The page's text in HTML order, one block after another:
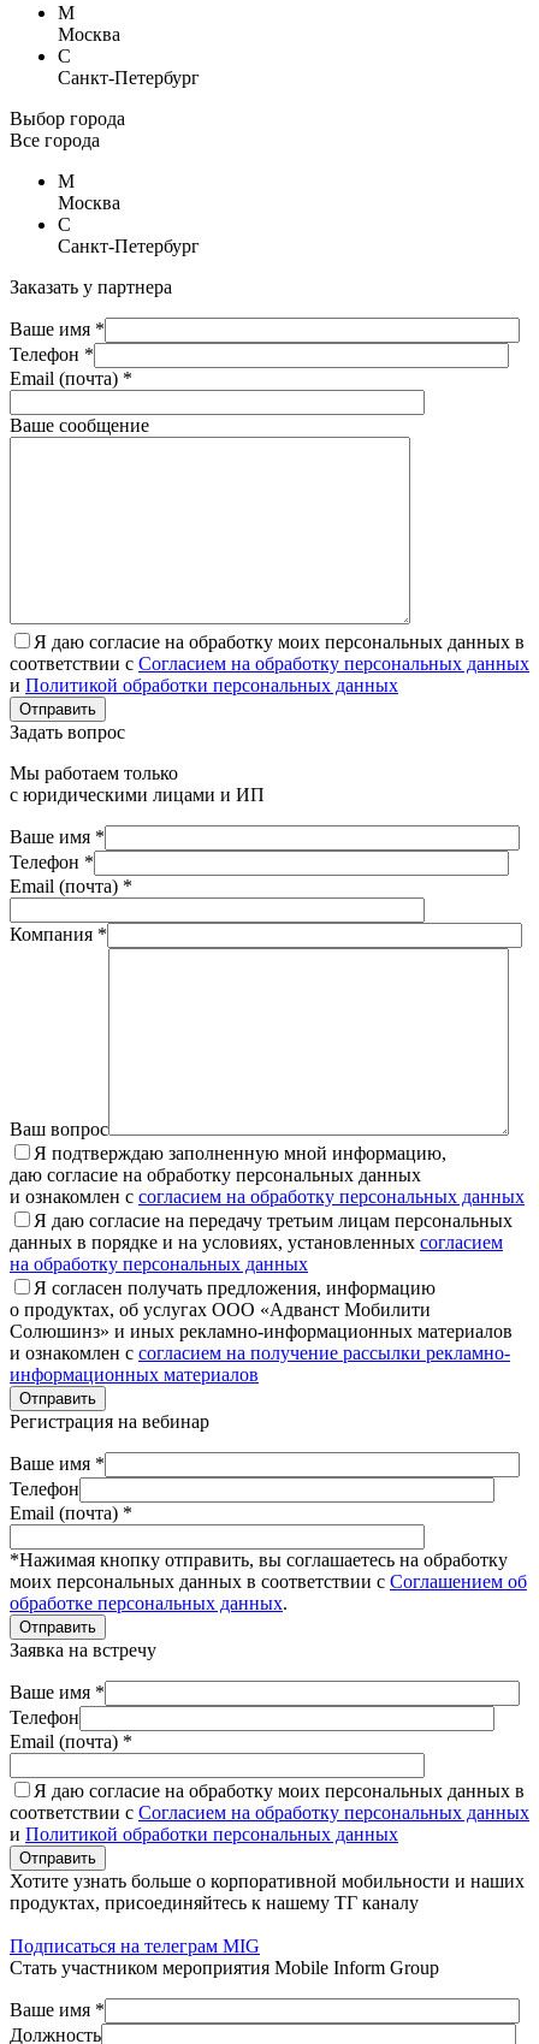
М
Москва
С
Санкт-Петербург
Выбор города
Все города
М
Москва
С
Санкт-Петербург
Заказать у партнера
Ваше имя *
Телефон *
Email (почта) *
Ваше сообщение
Я даю согласие на обработку моих персональных данных в
соответствии с Согласием на обработку персональных данных
и Политикой обработки персональных данных
Отправить
Задать вопрос
Мы работаем только
с юридическими лицами и ИП
Ваше имя *
Телефон *
Email (почта) *
Компания *
Ваш вопрос
Я подтверждаю заполненную мной информацию,
даю согласие на обработку персональных данных
и ознакомлен с согласием на обработку персональных данных
Я даю согласие на передачу третьим лицам персональных
данных в порядке и на условиях, установленных согласием
на обработку персональных данных
Я согласен получать предложения, информацию
о продуктах, об услугах ООО «Адванст Мобилити
Солюшинз» и иных рекламно-информационных материалов
и ознакомлен с согласием на получение рассылки рекламно-
информационных материалов
Отправить
Регистрация на вебинар
Ваше имя *
Телефон
Email (почта) *
*Нажимая кнопку отправить, вы соглашаетесь на обработку
моих персональных данных в соответствии с Соглашением об
обработке персональных данных.
Отправить
Заявка на встречу
Ваше имя *
Телефон
Email (почта) *
Я даю согласие на обработку моих персональных данных в
соответствии с Согласием на обработку персональных данных
и Политикой обработки персональных данных
Отправить
Хотите узнать больше о корпоративной мобильности и наших
продуктах, присоединяйтесь к нашему ТГ каналу
Подписаться на телеграм MIG
Стать участником мероприятия Mobile Inform Group
Ваше имя *
Должность